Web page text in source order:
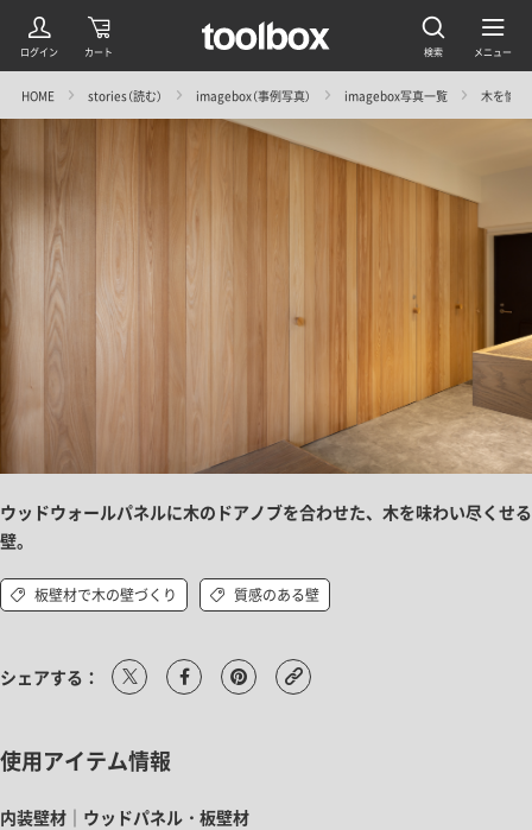
HOME stories（読む） imagebox（事例写真） imagebox写真一覧 木を愉
ウッドウォールパネルに木のドアノブを合わせた、木を味わい尽くせる
壁。
板壁材で木の壁づくり 質感のある壁
シェアする：
使用アイテム情報
内装壁材｜ウッドパネル・板壁材